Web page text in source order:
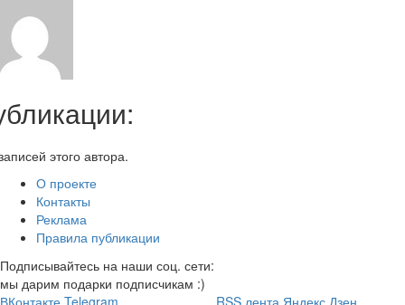
этого автора.
О проекте
Контакты
Реклама
Правила публикации
Подписывайтесь на наши соц. сети:
мы дарим подарки подписчикам :)
ВКонтакте Telegram RSS лента Яндекс Дзен